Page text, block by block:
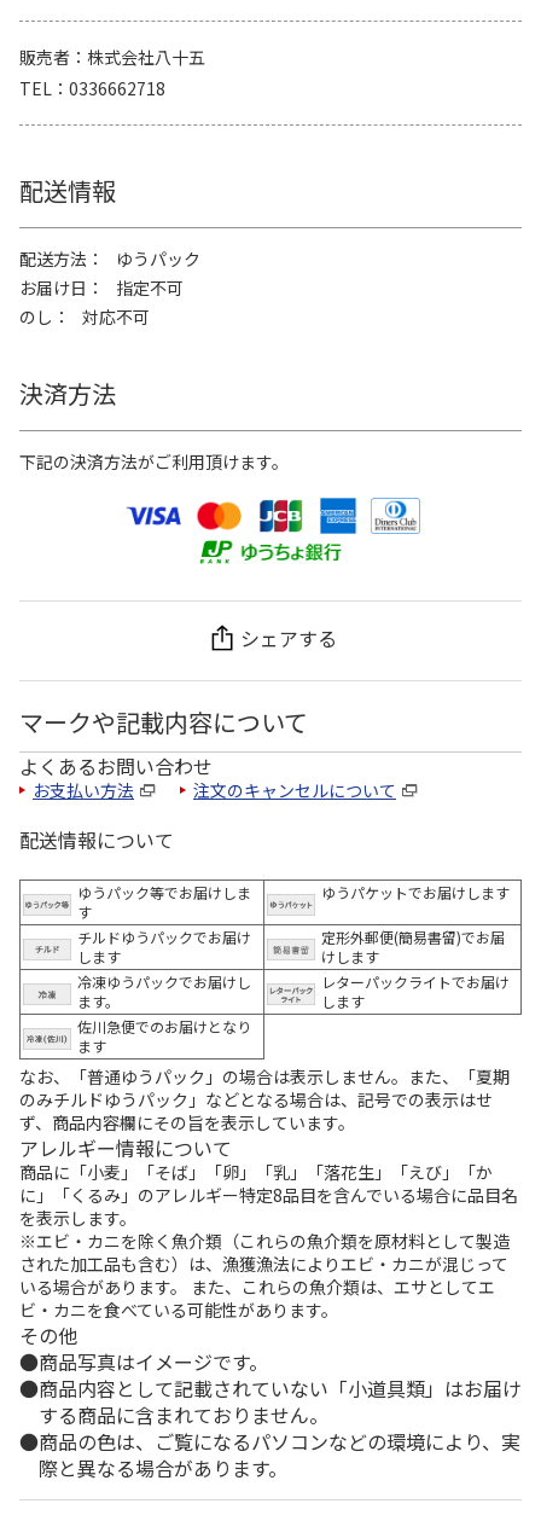
販売者
株式会社八十五
TEL
0336662718
配送情報
配送方法
ゆうパック
お届け日
指定不可
のし
対応不可
決済方法
下記の決済方法がご利用頂けます。
シェアする
マークや記載内容について
よくあるお問い合わせ
お支払い方法 注文のキャンセルについて
配送情報について
ゆうパック等でお届けしま
す
ゆうパケットでお届けします
チルドゆうパックでお届け
します
定形外郵便(簡易書留)でお届
けします
冷凍ゆうパックでお届けし
ます。
レターパックライトでお届け
します
佐川急便でのお届けとなり
ます
なお、「普通ゆうパック」の場合は表示しません。また、「夏期
のみチルドゆうパック」などとなる場合は、記号での表示はせ
ず、商品内容欄にその旨を表示しています。
アレルギー情報について
商品に「小麦」「そば」「卵」「乳」「落花生」「えび」「か
に」「くるみ」のアレルギー特定8品目を含んでいる場合に品目名
を表示します。
※エビ・カニを除く魚介類（これらの魚介類を原材料として製造
された加工品も含む）は、漁獲漁法によりエビ・カニが混じって
いる場合があります。 また、これらの魚介類は、エサとしてエ
ビ・カニを食べている可能性があります。
その他
商品写真はイメージです。
商品内容として記載されていない「小道具類」はお届け
する商品に含まれておりません。
商品の色は、ご覧になるパソコンなどの環境により、実
際と異なる場合があります。